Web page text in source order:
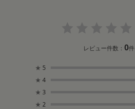
レビュー件数：0件
★ 5
★ 4
★ 3
★ 2